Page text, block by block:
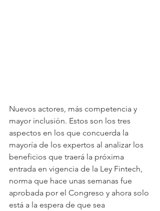
Nuevos actores, más competencia y
mayor inclusión. Estos son los tres
aspectos en los que concuerda la
mayoría de los expertos al analizar los
beneficios que traerá la próxima
entrada en vigencia de la Ley Fintech,
norma que hace unas semanas fue
aprobada por el Congreso y ahora solo
está a la espera de que sea